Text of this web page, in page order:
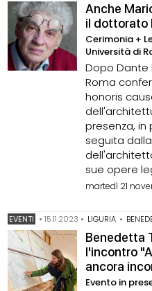
Anche
il dottorato
Cerimonia +
Università di
Dopo Dante
Roma
honoris
presenza, in
seguita
sue opere
martedì 21
EVENTI •15.11.2023 • LIGURIA •
Benedetta
l'incontro
ancora
Evento in